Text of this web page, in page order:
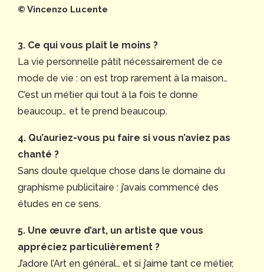
© Vincenzo Lucente
3. Ce qui vous plaît le moins ?
La vie personnelle pâtit nécessairement de ce
mode de vie : on est trop rarement à la maison…
C’est un métier qui tout à la fois te donne
beaucoup… et te prend beaucoup.
4. Qu’auriez-vous pu faire si vous n’aviez pas
chanté ?
Sans doute quelque chose dans le domaine du
graphisme publicitaire : j’avais commencé des
études en ce sens.
5. Une œuvre d’art, un artiste que vous
appréciez particulièrement ?
J’adore l’Art en général… et si j’aime tant ce métier,